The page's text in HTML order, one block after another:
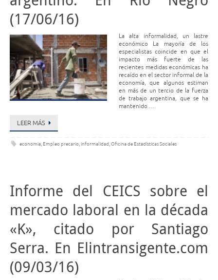
(17/06/16)
La alta informalidad, un lastre
económico La mayoría de los
especialistas coincide en que el
impacto más fuerte de las
recientes medidas económicas ha
recaído en el sector informal de la
economía, que algunos estiman
en más de un tercio de la fuerza
de trabajo argentina, que se ha
mantenido …
LEER MÁS
economia, Empleo precario,informalidad,Oficina de Estadísticas Sociales
Informe del CEICS sobre el
mercado laboral en la década
«K», citado por Santiago
Serra. En Elintransigente.com
(09/03/16)